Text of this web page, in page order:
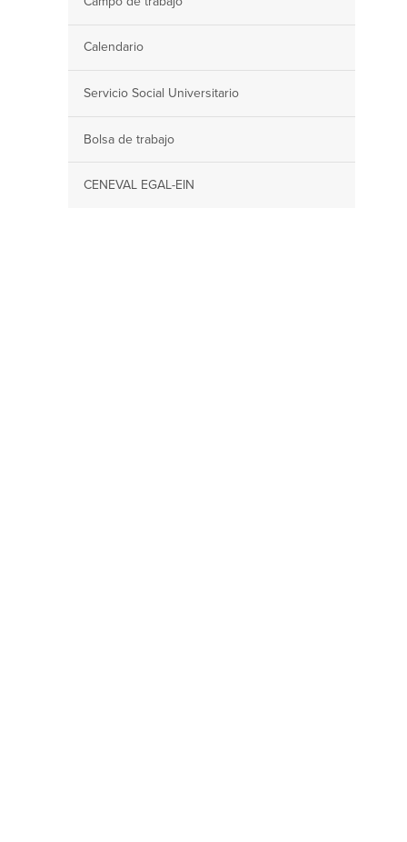
Calendario
Servicio Social Universitario
Bolsa de trabajo
CENEVAL EGAL-EIN